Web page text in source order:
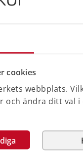
cookies
webbplats.
och ändra ditt val i
arkitektur, design
Design Center av
långsiktiga
och
av
och mindre
som bidrar till ökad
vi bor, arbetar och
design,
och verka.